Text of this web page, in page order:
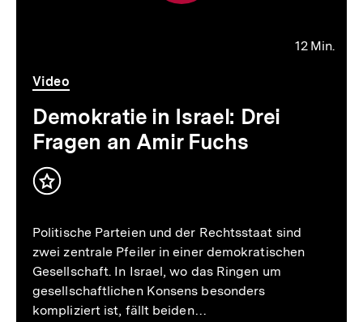
12 Min.
Video
Dauer
12
Min.
Video
Demokratie in Israel: Drei
Fragen an Amir Fuchs
Inhalt
Politische Parteien und der Rechtsstaat sind
zwei zentrale Pfeiler in einer demokratischen
Gesellschaft. In Israel, wo das Ringen um
gesellschaftlichen Konsens besonders
kompliziert ist, fällt beiden…